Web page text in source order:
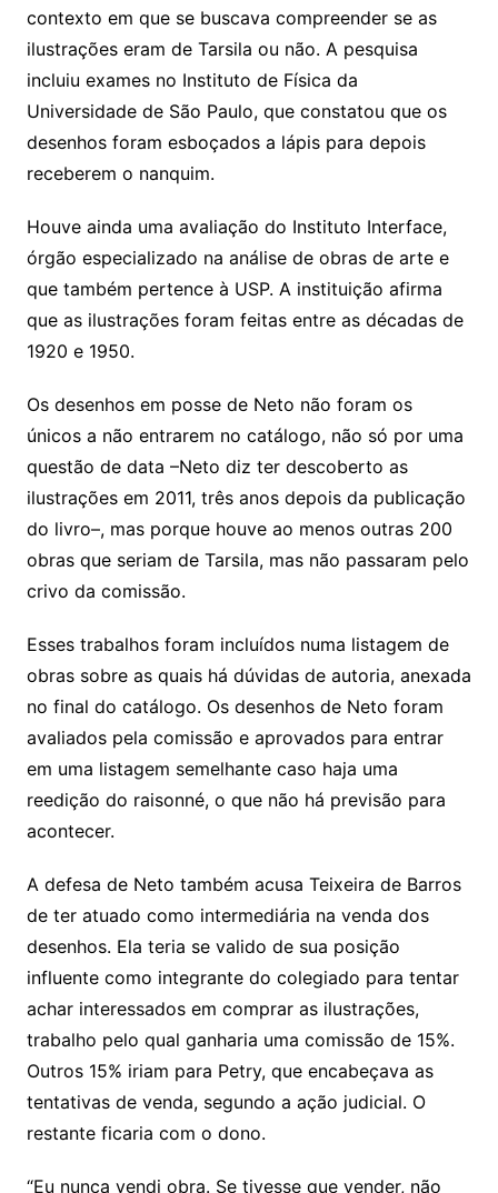
contexto em que se buscava compreender se as
ilustrações eram de Tarsila ou não. A pesquisa
incluiu exames no Instituto de Física da
Universidade de São Paulo, que constatou que os
desenhos foram esboçados a lápis para depois
receberem o nanquim.
Houve ainda uma avaliação do Instituto Interface,
órgão especializado na análise de obras de arte e
que também pertence à USP. A instituição afirma
que as ilustrações foram feitas entre as décadas de
1920 e 1950.
Os desenhos em posse de Neto não foram os
únicos a não entrarem no catálogo, não só por uma
questão de data –Neto diz ter descoberto as
ilustrações em 2011, três anos depois da publicação
do livro–, mas porque houve ao menos outras 200
obras que seriam de Tarsila, mas não passaram pelo
crivo da comissão.
Esses trabalhos foram incluídos numa listagem de
obras sobre as quais há dúvidas de autoria, anexada
no final do catálogo. Os desenhos de Neto foram
avaliados pela comissão e aprovados para entrar
em uma listagem semelhante caso haja uma
reedição do raisonné, o que não há previsão para
acontecer.
A defesa de Neto também acusa Teixeira de Barros
de ter atuado como intermediária na venda dos
desenhos. Ela teria se valido de sua posição
influente como integrante do colegiado para tentar
achar interessados em comprar as ilustrações,
trabalho pelo qual ganharia uma comissão de 15%.
Outros 15% iriam para Petry, que encabeçava as
tentativas de venda, segundo a ação judicial. O
restante ficaria com o dono.
“Eu nunca vendi obra. Se tivesse que vender, não